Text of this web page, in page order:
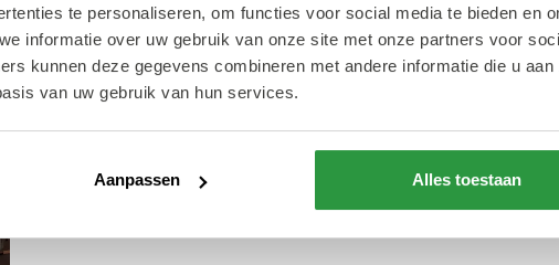
te personaliseren, om functies voor social media te bieden en
informatie over uw gebruik van onze site met onze partners voor
kunnen deze gegevens combineren met andere informatie die u aan
van uw gebruik van hun services.
Aanpassen Alles toestaan
Dit moet je zien
Iconische gebouwen, kunstzinnige straten en
Rotterdam die je echt gezien moet hebben!